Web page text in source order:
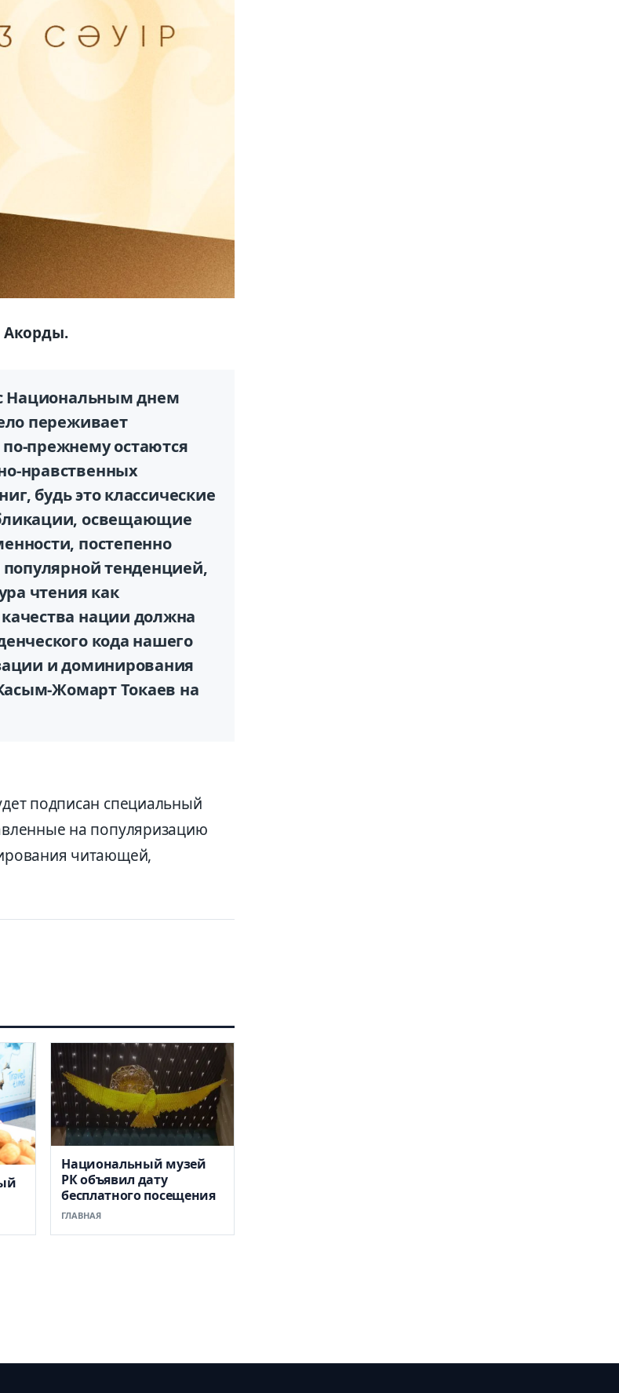
Акорды.
Национальным днем
переживает
прежнему остаются
нравственных
будь это классические
освещающие
постепенно
тенденцией,
чтения как
нации должна
кода нашего
и доминирования
Жомарт Токаев на
подписан специальный
на популяризацию
читающей,
Национальный музей
РК объявил дату
бесплатного посещения
ГЛАВНАЯ